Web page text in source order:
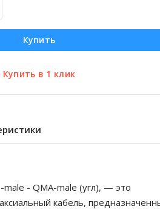
Купить
male - QMA-male (угл), — это
кабель,